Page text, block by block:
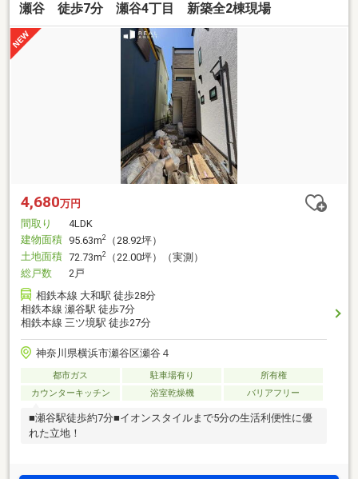
瀬谷 徒歩7分 瀬谷4丁目 新築全2棟現場
4,680万円
間取り
4LDK
建物面積 95.63m2
（28.92坪）
土地面積 72.73m2
（22.00坪）（実測）
総戸数
2戸
相鉄本線 大和駅 徒歩28分
相鉄本線 瀬谷駅 徒歩7分
相鉄本線 三ツ境駅 徒歩27分
神奈川県横浜市瀬谷区瀬谷４
都市ガス 駐車場有り
所有権
カウンターキッチン
浴室乾燥機 バリアフリー
■瀬谷駅徒歩約7分■イオンスタイルまで5分の生活利便性に優
れた立地！